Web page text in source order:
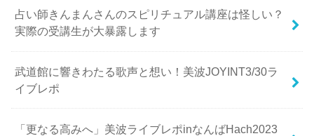
占い師きんまんさんのスピリチュアル講座は怪しい？
実際の受講生が大暴露します
武道館に響きわたる歌声と想い！美波JOYINT3/30ラ
イブレポ
「更なる高みへ」美波ライブレポinなんばHach2023